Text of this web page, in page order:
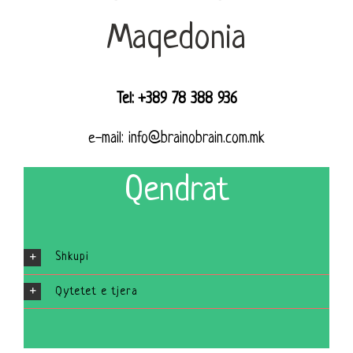
Maqedonia
Tel: +389 78 388 936
е-mail: info@brainobrain.com.mk
Qendrat
Shkupi
Qytetet e tjera